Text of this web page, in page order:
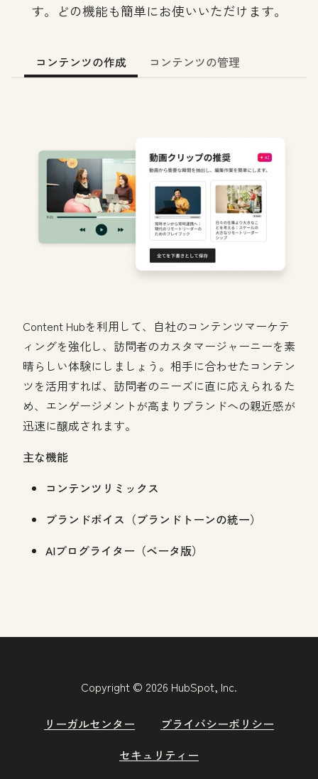
す。どの機能も簡単にお使いいただけます。
コンテンツの作成 コンテンツの管理
Content Hubを利用して、自社のコンテンツマーケテ
ィングを強化し、訪問者のカスタマージャーニーを素
晴らしい体験にしましょう。相手に合わせたコンテン
ツを活用すれば、訪問者のニーズに直に応えられるた
め、エンゲージメントが高まりブランドへの親近感が
迅速に醸成されます。
主な機能
コンテンツリミックス
ブランドボイス（ブランドトーンの統一）
AIブログライター（ベータ版）
Copyright © 2026 HubSpot, Inc.
リーガルセンター
プライバシーポリシー
セキュリティー